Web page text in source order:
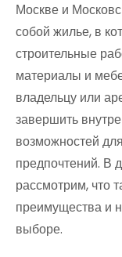
Москве и
собой жилье, в
строительные
материалы и
владельцу или
завершить
возможностей
предпочтений. В
рассмотрим, что
преимущества и
выборе.